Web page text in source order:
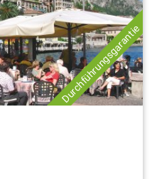
Durchführungsgarantie